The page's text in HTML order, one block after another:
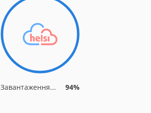
Завантаження... 94%